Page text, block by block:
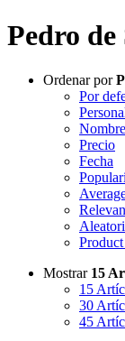
Pedro
Ordenar por
Por
Nombre
Precio
Fecha
Mostrar 15
15
30
45